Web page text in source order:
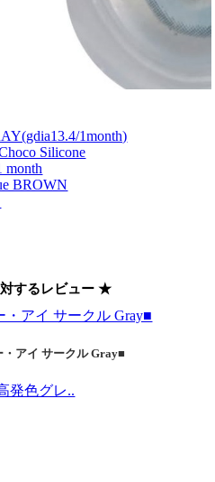
するレビュー ★
アイ サークル Gray■
発色グレ..